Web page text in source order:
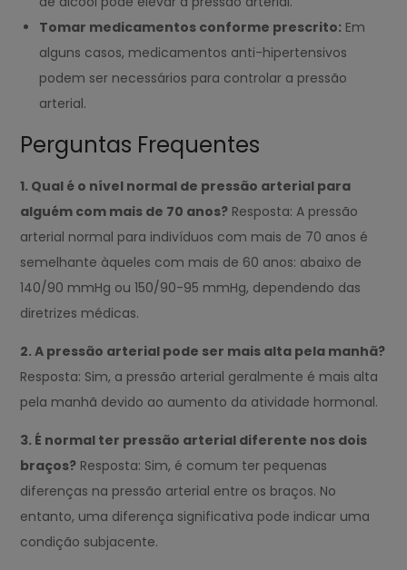
Tomar medicamentos conforme prescrito: Em
alguns casos, medicamentos anti-hipertensivos
podem ser necessários para controlar a pressão
arterial.
Perguntas Frequentes
1. Qual é o nível normal de pressão arterial para
alguém com mais de 70 anos? Resposta: A pressão
arterial normal para indivíduos com mais de 70 anos é
semelhante àqueles com mais de 60 anos: abaixo de
140/90 mmHg ou 150/90-95 mmHg, dependendo das
diretrizes médicas.
2. A pressão arterial pode ser mais alta pela manhã?
Resposta: Sim, a pressão arterial geralmente é mais alta
pela manhã devido ao aumento da atividade hormonal.
3. É normal ter pressão arterial diferente nos dois
braços? Resposta: Sim, é comum ter pequenas
diferenças na pressão arterial entre os braços. No
entanto, uma diferença significativa pode indicar uma
condição subjacente.